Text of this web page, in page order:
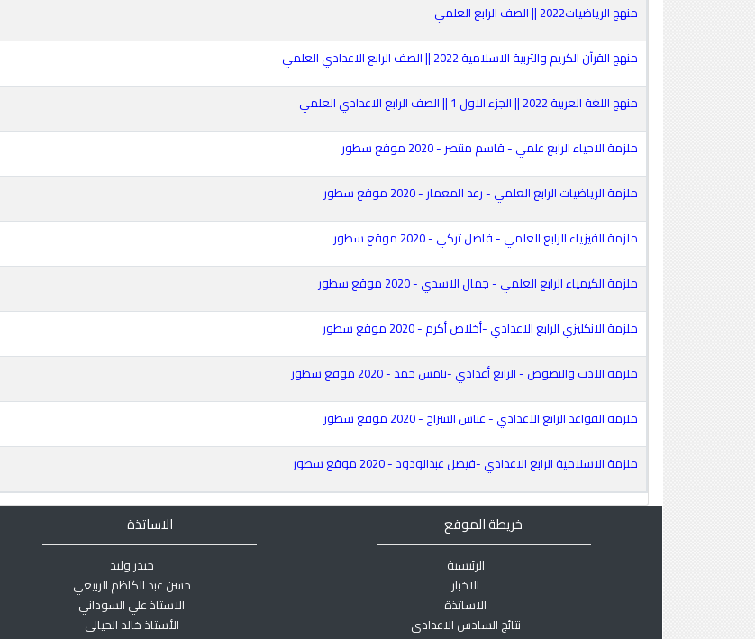
منهج الرياضيات2022 || الصف الرابع العلمي
منهج القرآن الكريم والتربية الاسلامية 2022 || الصف الرابع الاعدادي العلمي
منهج اللغة العربية 2022 || الجزء الاول 1 || الصف الرابع الاعدادي العلمي
ملزمة الاحياء الرابع علمي - قاسم منتصر - 2020 موقع سطور
ملزمة الرياضيات الرابع العلمي - رعد المعمار - 2020 موقع سطور
ملزمة الفيزياء الرابع العلمي - فاضل تركي - 2020 موقع سطور
ملزمة الكيمياء الرابع العلمي - جمال الاسدي - 2020 موقع سطور
ملزمة الانكليزي الرابع الاعدادي -أخلاص أكرم - 2020 موقع سطور
ملزمة الادب والنصوص - الرابع أعدادي -نامس حمد - 2020 موقع سطور
ملزمة القواعد الرابع الاعدادي - عباس السراج - 2020 موقع سطور
ملزمة الاسلامية الرابع الاعدادي -فيصل عبدالودود - 2020 موقع سطور
خريطة الموقع
الرئيسية
الاخبار
الاساتذة
نتائج السادس الاعدادي
الاساتذة
حيدر وليد
حسن عبد الكاظم الربيعي
الاستاذ علي السوداني
الأستاذ خالد الحيالي